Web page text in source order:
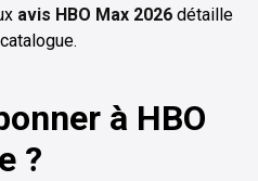
avis HBO Max 2026 détaille
à HBO
?